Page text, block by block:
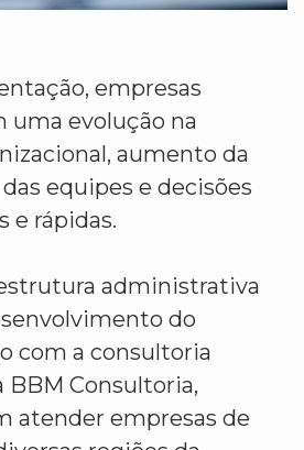
empresas
evolução na
aumento da
equipes e decisões
e rápidas.
administrativa
do
com a consultoria
BBM Consultoria,
atender empresas de